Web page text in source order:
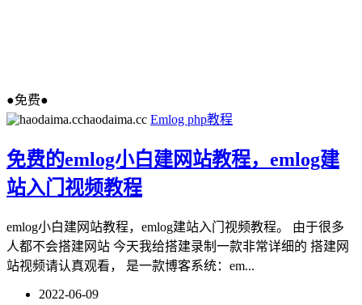
●免费●
haodaima.cc Emlog php教程
免费的emlog小白建网站教程，emlog建
站入门视频教程
emlog小白建网站教程，emlog建站入门视频教程。 由于很多
人都不会搭建网站 今天我给搭建录制一款非常详细的 搭建网
站视频请认真观看， 是一款博客系统：em...
2022-06-09